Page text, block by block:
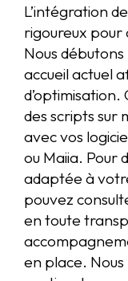
L’intégration
rigoureux pour
Nous
accueil actuel
des scripts sur
avec vos
ou Maiia. Pour
adaptée à
pouvez
en toute
en place.